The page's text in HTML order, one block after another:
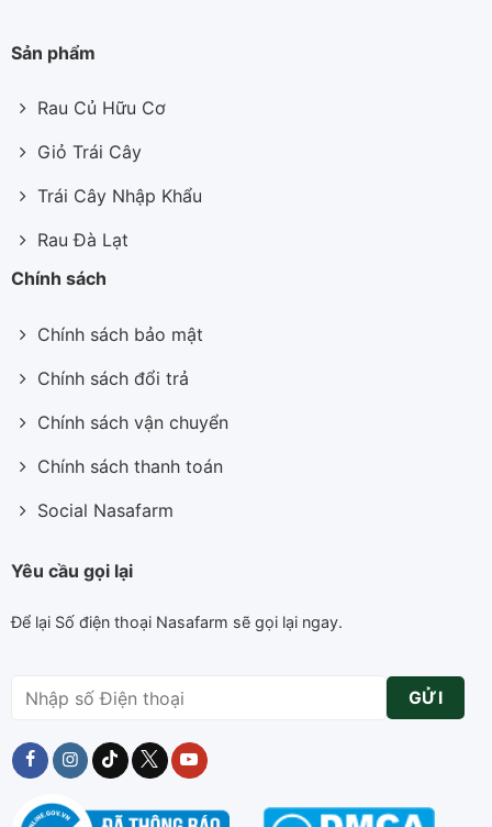
Sản phẩm
Rau Củ Hữu Cơ
Giỏ Trái Cây
Trái Cây Nhập Khẩu
Rau Đà Lạt
Chính sách
Chính sách bảo mật
Chính sách đổi trả
Chính sách vận chuyển
Chính sách thanh toán
Social Nasafarm
Yêu cầu gọi lại
Để lại Số điện thoại Nasafarm sẽ gọi lại ngay.